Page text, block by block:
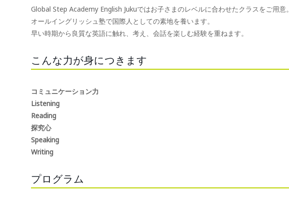
Global Step Academy English Jukuではお子さまのレベルに合わせたクラスをご用意。
オールイングリッシュ塾で国際人としての素地を養います。
早い時期から良質な英語に触れ、考え、会話を楽しむ経験を重ねます。
こんな力が身につきます
コミュニケーション力
Listening
Reading
探究心
Speaking
Writing
プログラム